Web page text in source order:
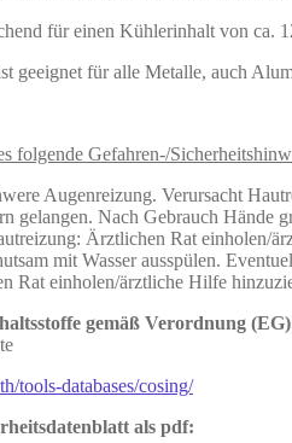
für einen Kühlerinhalt von ca.
geeignet für alle Metalle, auch
folgende Gefahren-/
Augenreizung. Verursacht
gelangen. Nach Gebrauch
Ärztlichen Rat
mit Wasser ausspülen.
Rat einholen/ärztliche Hilfe
gemäß Verordnung
tools-databases/cosing/
als pdf: